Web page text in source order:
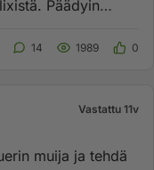
Päädyin
14 1989 0
Vastattu 11v
muija ja tehdä